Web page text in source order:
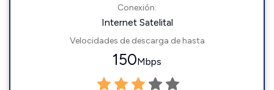
Conexión:
Internet Satelital
Velocidades de descarga de hasta
150Mbps